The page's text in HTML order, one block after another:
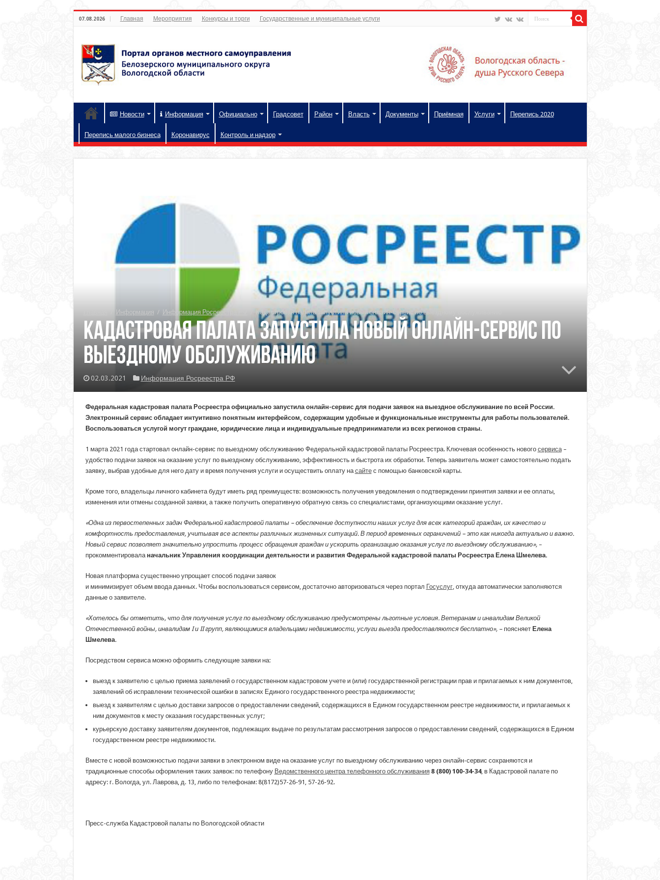
07.08.2026 Главная Мероприятия Конкурсы и торги Государственные и муниципальные услуги
Новости Информация Официально Градсовет Район Власть Документы Приёмная Услуги Перепись 2020
Перепись малого бизнеса Коронавирус Контроль и надзор
Информация / Информация Росреестра РФ Кадастровая палата запустила новый онлайн-сервис по выездному обслуживанию
Кадастровая палата запустила новый онлайн-сервис по
выездному обслуживанию
02.03.2021 Информация Росреестра РФ
Федеральная кадастровая палата Росреестра официально запустила онлайн-сервис для подачи заявок на выездное обслуживание по всей России.
Электронный сервис обладает интуитивно понятным интерфейсом, содержащим удобные и функциональные инструменты для работы пользователей.
Воспользоваться услугой могут граждане, юридические лица и индивидуальные предприниматели из всех регионов страны.
1 марта 2021 года стартовал онлайн-сервис по выездному обслуживанию Федеральной кадастровой палаты Росреестра. Ключевая особенность нового сервиса–
удобство подачи заявок на оказание услуг по выездному обслуживанию, эффективность и быстрота их обработки. Теперь заявитель может самостоятельно подать
заявку, выбрав удобные для него дату и время получения услуги и осуществить оплату на сайтес помощью банковской карты.
Кроме того, владельцы личного кабинета будут иметь ряд преимуществ: возможность получения уведомления о подтверждении принятия заявки и ее оплаты,
изменения или отмены созданной заявки, а также получить оперативную обратную связь со специалистами, организующими оказание услуг.
«Одна из первостепенных задач Федеральной кадастровой палаты – обеспечение доступности наших услуг для всех категорий граждан, их качество и
комфортность предоставления, учитывая все аспекты различных жизненных ситуаций. В период временных ограничений – это как никогда актуально и важно.
Новый сервис позволяет значительно упростить процесс обращения граждан и ускорить организацию оказания услуг по выездному обслуживанию», –
прокомментировала начальник Управления координации деятельности и развития Федеральной кадастровой палаты Росреестра Елена Шмелева.
Новая платформа существенно упрощает способ подачи заявок
и минимизирует объем ввода данных. Чтобы воспользоваться сервисом, достаточно авторизоваться через портал Госуслуг, откуда автоматически заполняются
данные о заявителе.
«Хотелось бы отметить, что для получения услуг по выездному обслуживанию предусмотрены льготные условия. Ветеранам и инвалидам Великой
Отечественной войны, инвалидам I и II групп, являющимися владельцами недвижимости, услуги выезда предоставляются бесплатно», – поясняет Елена
Шмелева.
Посредством сервиса можно оформить следующие заявки на:
выезд к заявителю с целью приема заявлений о государственном кадастровом учете и (или) государственной регистрации прав и прилагаемых к ним документов,
заявлений об исправлении технической ошибки в записях Единого государственного реестра недвижимости;
выезд к заявителям с целью доставки запросов о предоставлении сведений, содержащихся в Едином государственном реестре недвижимости, и прилагаемых к
ним документов к месту оказания государственных услуг;
курьерскую доставку заявителям документов, подлежащих выдаче по результатам рассмотрения запросов о предоставлении сведений, содержащихся в Едином
государственном реестре недвижимости.
Вместе с новой возможностью подачи заявки в электронном виде на оказание услуг по выездному обслуживанию через онлайн-сервис сохраняются и
традиционные способы оформления таких заявок: по телефону Ведомственного центра телефонного обслуживания8 (800) 100-34-34, в Кадастровой палате по
адресу: г. Вологда, ул. Лаврова, д. 13, либо по телефонам: 8(8172)57-26-91, 57-26-92.
Пресс-служба Кадастровой палаты по Вологодской области